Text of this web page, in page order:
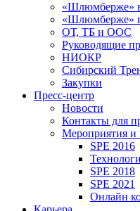
«Шлюмберже»
«Шлюмберже»
ОТ, ТБ и ООС
Руководящие
НИОКР
Сибирский
Закупки
Пресс-центр
Новости
Контакты для
Мероприятия и
SPE 2016
SPE 2018
SPE 2021
Онлайн